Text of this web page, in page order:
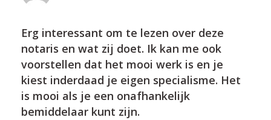
Erg interessant om te lezen over deze
notaris en wat zij doet. Ik kan me ook
voorstellen dat het mooi werk is en je
kiest inderdaad je eigen specialisme. Het
is mooi als je een onafhankelijk
bemiddelaar kunt zijn.